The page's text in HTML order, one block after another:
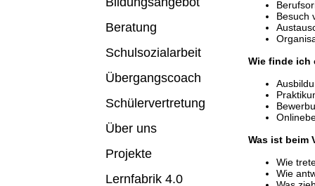
Besuch
Wie finde ich
Was ist beim
Wie
Wie
Beratung
Schulsozialarbeit
Übergangscoach
Schülervertretung
Über uns
Projekte
Lernfabrik 4.0